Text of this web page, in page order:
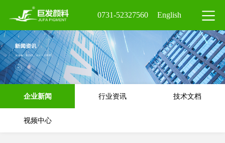
0731-52327560 English
企业新闻 行业资讯 技术文档
视频中心